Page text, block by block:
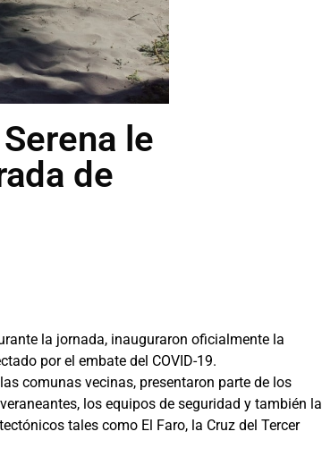
le
de
la jornada, inauguraron oficialmente la
por el embate del COVID-19.
comunas vecinas, presentaron parte de los
los equipos de seguridad y también la
tales como El Faro, la Cruz del Tercer